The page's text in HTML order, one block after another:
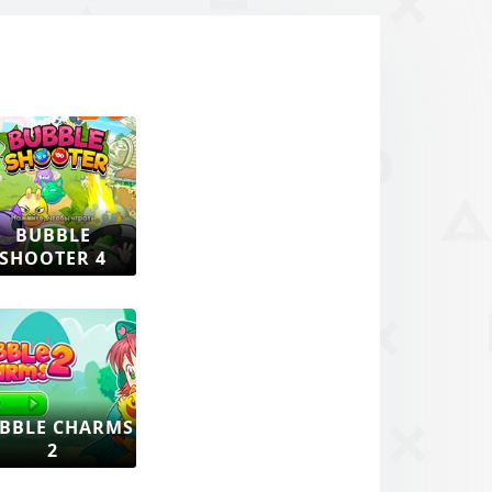
BUBBLE
SHOOTER 4
CHARMS
2